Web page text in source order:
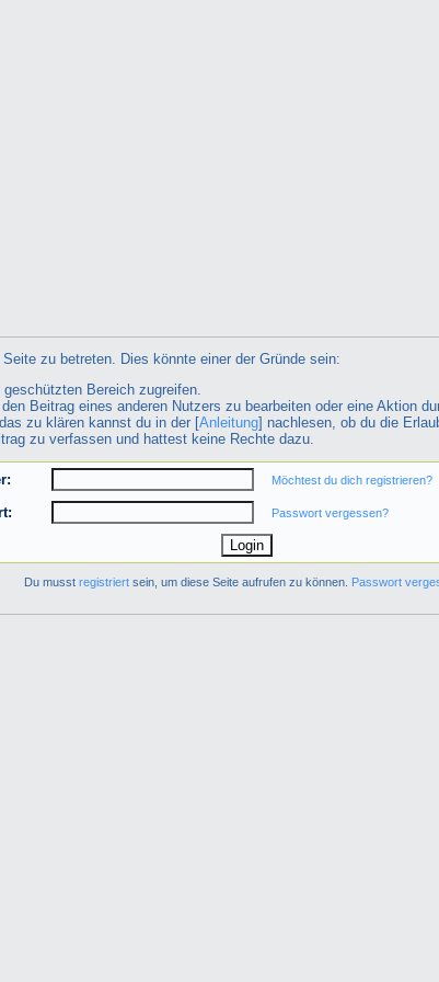
zu betreten. Dies könnte einer der Gründe sein:
Bereich zugreifen.
Beitrag eines anderen Nutzers zu bearbeiten oder eine Aktion
zu klären kannst du in der [Anleitung] nachlesen, ob du die
zu verfassen und hattest keine Rechte dazu.
Möchtest du dich registrieren?
Passwort vergessen?
Du musstregistriert sein, um diese Seite aufrufen zu können. Passwort